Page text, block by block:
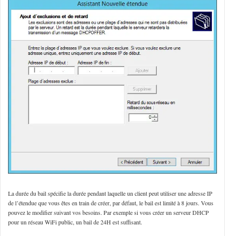
La durée du bail spécifie la durée pendant laquelle un client peut utiliser une adresse IP
de l’étendue que vous êtes en train de créer, par défaut, le bail est limité à 8 jours. Vous
pouvez le modifier suivant vos besoins. Par exemple si vous créer un serveur DHCP
pour un réseau WiFi public, un bail de 24H est suffisant.